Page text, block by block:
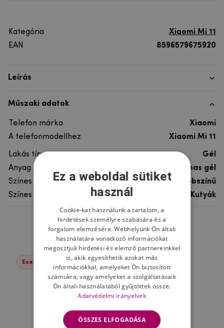
Kategória
Xiaomi Mi 11
EAN
8596579675920
Leírás
Műszaki adatok
Telefon márka
Xiaomi
A telefonmodellhez
Xiaomi Mi 11
Lakás típusa
Gél
Anyag
rugalmas gél
Színes
többszínű
Színes motívum
Kutyák
Ne felejtsd el
Események -22%
Ez a weboldal sütiket
használ
Cookie-kat használunk a tartalom, a
hirdetések személyre szabására és a
forgalom elemzésére. Webhelyünk Ön általi
használatára vonatkozó információkat
megosztjuk hirdetési és elemző partnereinkkel
is, akik egyesíthetik azokat más
információkkal, amelyeket Ön biztosított
számukra, vagy amelyeket a szolgáltatásaik
Ön általi használatából gyűjtöttek össze.
Adatvédelmi irányelvek
ÖSSZES ELFOGADÁSA